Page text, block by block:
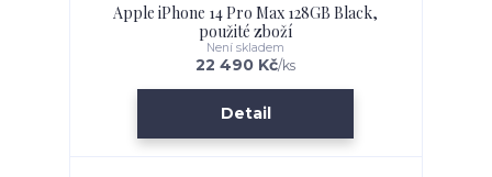
Apple iPhone 14 Pro Max 128GB Black,
použité zboží
22 490 Kč/ks
Není skladem
Detail